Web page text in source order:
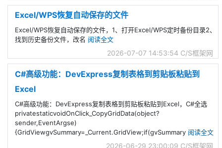
Excel/WPS恢复自动保存的文件
Excel/WPS恢复自动保存的文件，1、打开Excel/WPS定时备份目录2、
找到历史备份文件，改名 阅读全文
2026-07-07 14:53:54 C/S框架网
C#高级功能：DevExpress复制表格到剪贴板粘贴到
Excel
C#高级功能：DevExpress复制表格到剪贴板粘贴到Excel，C#全选
privatestaticvoidOnClick_CopyGridData(object?
sender,EventArgse)
{GridViewgvSummary=_Current.GridView;if(gvSummary 阅读全文
2026-06-29 23:00:09 C/S框架网